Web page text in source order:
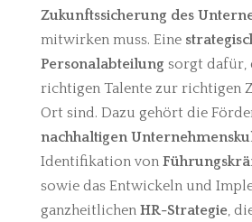
Zukunftssicherung des
mitwirken muss. Eine
Personalabteilung sorgt dafür,
richtigen Talente zur richtigen
Ort sind. Dazu gehört die
nachhaltigen
Identifikation von
sowie das Entwickeln und
ganzheitlichen HR-Strategie,